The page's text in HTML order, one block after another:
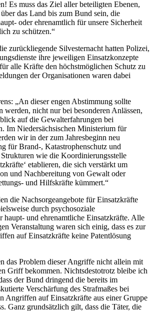
Es muss das Ziel aller beteiligten Ebenen,
das Land bis zum Bund sein, die
oder ehrenamtlich für unsere Sicherheit
zu schützen.“
zurückliegende Silvesternacht hatten Polizei,
ihre jeweiligen Einsatzkonzepte
alle Kräfte den höchstmöglichen Schutz zu
der Organisationen waren dabei
„An dieser engen Abstimmung sollte
werden, nicht nur bei besonderen Anlässen,
auf die Gewalterfahrungen bei
Im Niedersächsischen Ministerium für
wir in der zum Jahresbeginn neu
für Brand-, Katastrophenschutz und
Strukturen wie die Koordinierungsstelle
etablieren, die sich verstärkt um
und Nachbereitung von Gewalt oder
und Hilfskräfte kümmert.“
die Nachsorgeangebote für Einsatzkräfte
durch psychosoziale
haupt- und ehrenamtliche Einsatzkräfte. Alle
Veranstaltung waren sich einig, dass es zur
auf Einsatzkräfte keine Patentlösung
das Problem dieser Angriffe nicht allein mit
Griff bekommen. Nichtsdestotrotz bleibe ich
der Bund dringend die bereits im
Verschärfung des Strafmaßes bei
Angriffen auf Einsatzkräfte aus einer Gruppe
Ganz grundsätzlich gilt, dass die Täter, die